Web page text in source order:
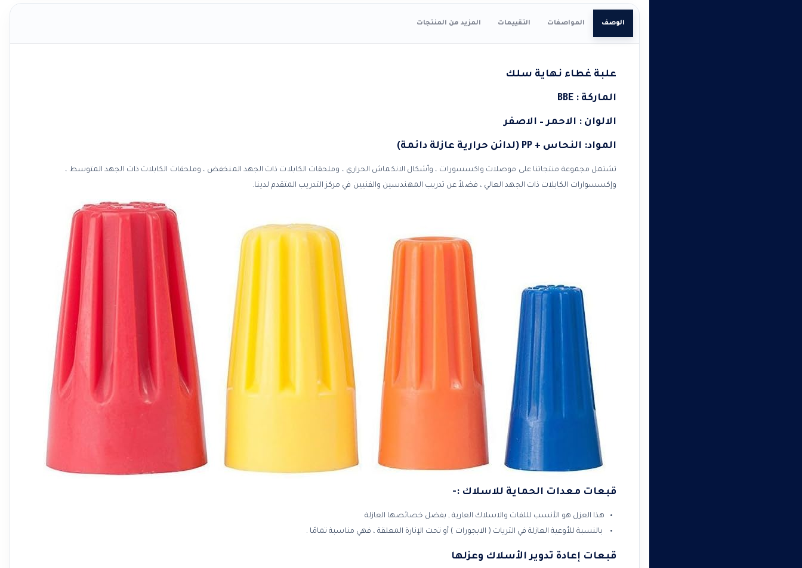
الوصف المواصفات التقييمات المزيد من المنتجات
علبة غطاء نهاية سلك
الماركة : BBE
الالوان : الاحمر – الاصفر
المواد: النحاس + PP (لدائن حرارية عازلة دائمة)
تشتمل مجموعة منتجاتنا على موصلات واكسسورات ، وأشكال الانكماش الحراري ، وملحقات الكابلات ذات الجهد المنخفض ، وملحقات الكابلات ذات الجهد المتوسط ،
وإكسسوارات الكابلات ذات الجهد العالي ، فضلاً عن تدريب المهندسين والفنيين في مركز التدريب المتقدم لدينا.
قبعات معدات الحماية للاسلاك :-
هذا العزل هو الأنسب لللفات والاسلاك العارية , بفضل خصائصها العازلة
بالنسبة للأوعية العازلة في الثريات ( الابجورات ) أو تحت الإنارة المعلقة ، فهي مناسبة تمامًا .
قبعات إعادة تدوير الأسلاك وعزلها